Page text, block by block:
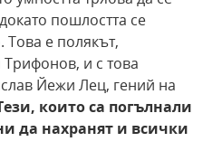
пошлостта се
Това е полякът,
и с това
Йежи Лец, гений на
които са погълнали
да нахранят и всички